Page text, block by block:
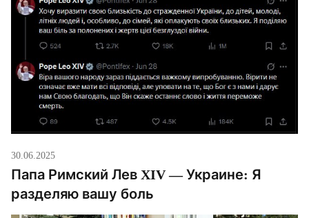
30.06.2025
Папа Римский Лев XIV — Украине: Я
разделяю вашу боль